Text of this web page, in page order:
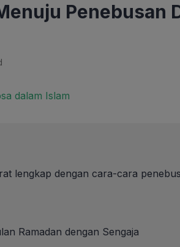
Penebusan
lengkap dengan cara-cara
Ramadan dengan Sengaja